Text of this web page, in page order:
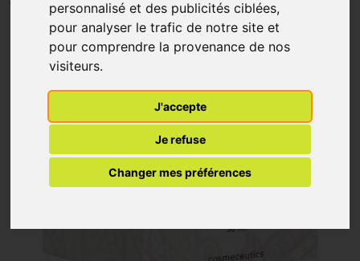
personnalisé et des publicités ciblées,
pour analyser le trafic de notre site et
pour comprendre la provenance de nos
visiteurs.
J'accepte
Je refuse
Changer mes préférences